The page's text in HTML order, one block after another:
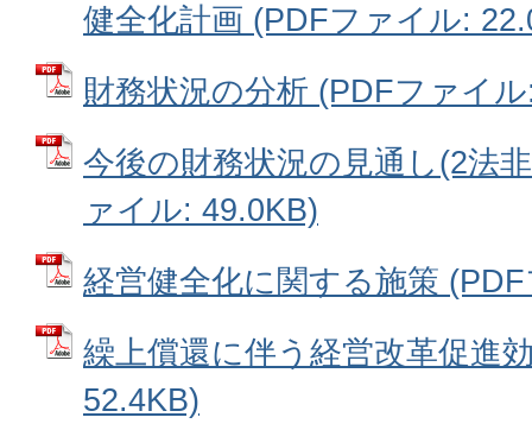
健全化計画 (PDFファイル:
財務状況の分析 (PDFファイ
今後の財務状況の見通し(2法
ァイル: 49.0KB)
経営健全化に関する施策
繰上償還に伴う経営改革促進
52.4KB)